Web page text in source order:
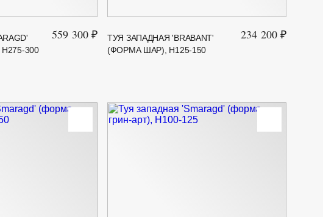
300
559 300 ₽
ТУЯ ЗАПАДНАЯ 'BRABANT'
(ФОРМА ШАР), H125-150
234 200 ₽